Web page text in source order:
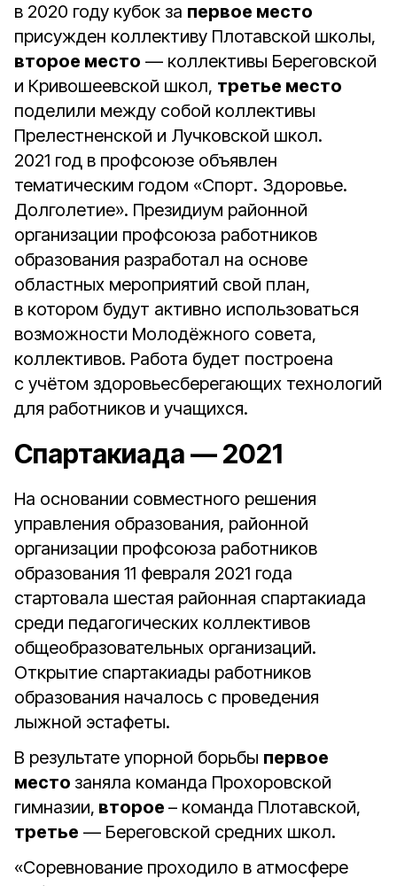
в 2020 году кубок за первое место
присужден коллективу Плотавской школы,
второе место — коллективы Береговской
и Кривошеевской школ, третье место
поделили между собой коллективы
Прелестненской и Лучковской школ.
2021 год в профсоюзе объявлен
тематическим годом «Спорт. Здоровье.
Долголетие». Президиум районной
организации профсоюза работников
образования разработал на основе
областных мероприятий свой план,
в котором будут активно использоваться
возможности Молодёжного совета,
коллективов. Работа будет построена
с учётом здоровьесберегающих технологий
для работников и учащихся.
Спартакиада — 2021
На основании совместного решения
управления образования, районной
организации профсоюза работников
образования 11 февраля 2021 года
стартовала шестая районная спартакиада
среди педагогических коллективов
общеобразовательных организаций.
Открытие спартакиады работников
образования началось с проведения
лыжной эстафеты.
В результате упорной борьбы первое
место заняла команда Прохоровской
гимназии, второе – команда Плотавской,
третье — Береговской средних школ.
«Соревнование проходило в атмосфере